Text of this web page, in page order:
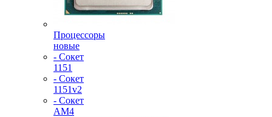
Процессоры
новые
- Сокет
1151
- Сокет
1151v2
- Сокет
AM4